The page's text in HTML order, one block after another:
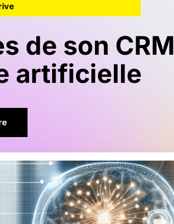
de son CRM
artificielle